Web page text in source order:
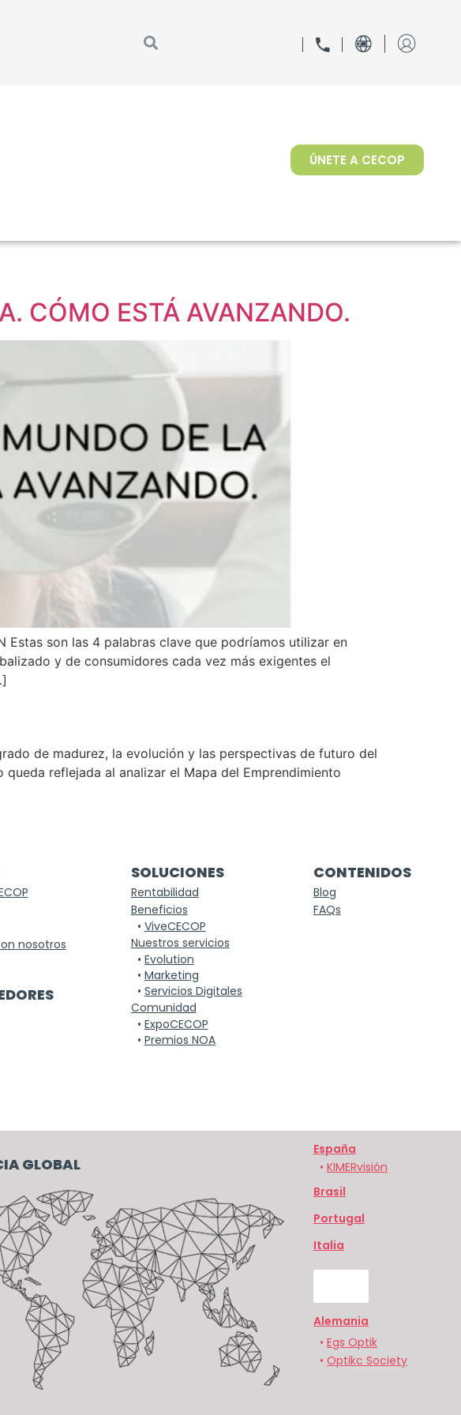
ÚNETE A CECOP
CÓMO ESTÁ AVANZANDO.
Estas son las 4 palabras clave que podríamos utilizar en
y de consumidores cada vez más exigentes el
de madurez, la evolución y las perspectivas de futuro del
reflejada al analizar el Mapa del Emprendimiento
nosotros
SOLUCIONES
Rentabilidad
Beneficios
• ViveCECOP
Nuestros servicios
• Evolution
• Marketing
• Servicios Digitales
Comunidad
• ExpoCECOP
• Premios NOA
CONTENIDOS
Blog
FAQs
GLOBAL
España
• KIMERvisión
Brasil
Portugal
Italia
Alemania
• Egs Optik
• Optikc Society